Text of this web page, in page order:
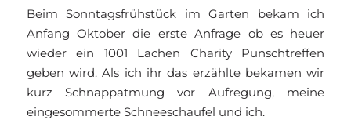
Beim Sonntagsfrühstück im Garten bekam ich
Anfang Oktober die erste Anfrage ob es heuer
wieder ein 1001 Lachen Charity Punschtreffen
geben wird. Als ich ihr das erzählte bekamen wir
kurz Schnappatmung vor Aufregung, meine
eingesommerte Schneeschaufel und ich.